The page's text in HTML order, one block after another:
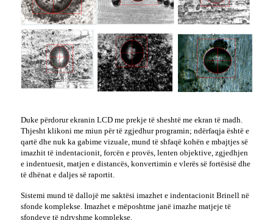
Duke përdorur ekranin LCD me prekje të sheshtë me ekran të madh.
Thjesht klikoni me miun për të zgjedhur programin; ndërfaqja është e
qartë dhe nuk ka gabime vizuale, mund të shfaqë kohën e mbajtjes së
imazhit të indentacionit, forcën e provës, lenten objektive, zgjedhjen
e indentuesit, matjen e distancës, konvertimin e vlerës së fortësisë dhe
të dhënat e daljes së raportit.
Sistemi mund të dallojë me saktësi imazhet e indentacionit Brinell në
sfonde komplekse. Imazhet e mëposhtme janë imazhe matjeje të
sfondeve të ndryshme komplekse.